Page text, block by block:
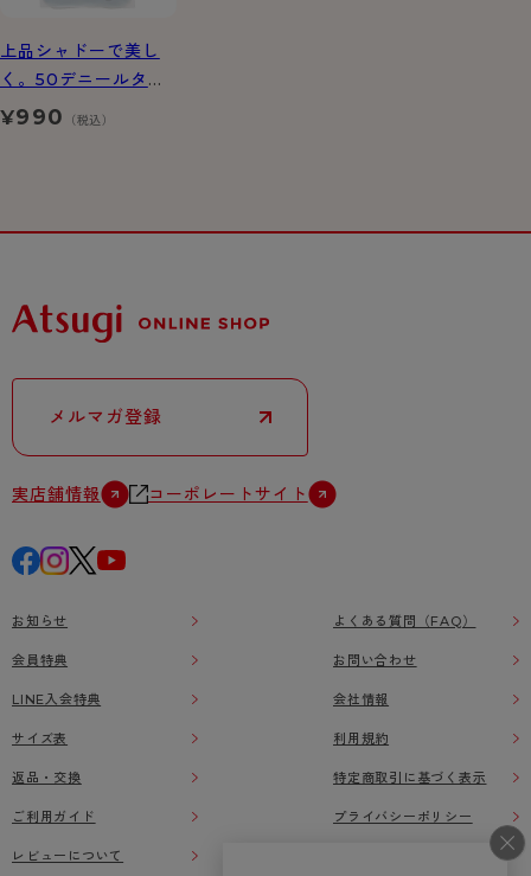
上品シャドーで美し
く。50デニールタイ
ツ
¥990 （税込）
メルマガ登録
実店舗情報 コーポレートサイト
お知らせ
会員特典
LINE入会特典
サイズ表
返品・交換
ご利用ガイド
レビューについて
よくある質問（FAQ）
お問い合わせ
会社情報
利用規約
特定商取引に基づく表示
プライバシーポリシー